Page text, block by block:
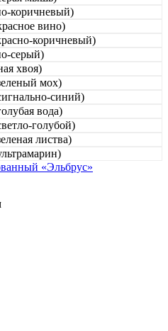
коричневый)
вино)
коричневый)
серый)
хвоя)
мох)
синий)
вода)
голубой)
листва)
«Эльбрус»